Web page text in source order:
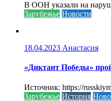
В ООН указали на
Зарубежье Новости
18.04.2023 Анастасия
«Диктант Победы»
Источник: https://
Зарубежье История